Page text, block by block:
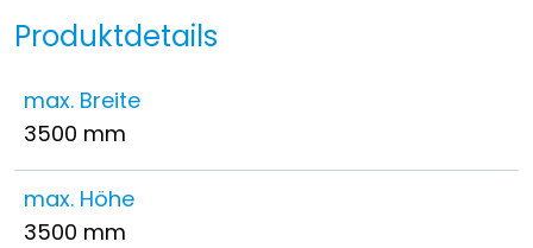
Produktdetails
max. Breite
3500 mm
max. Höhe
3500 mm